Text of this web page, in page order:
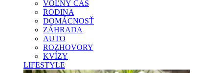
VOĽNÝ ČAS
RODINA
DOMÁCNOSŤ
ZÁHRADA
AUTO
ROZHOVORY
KVÍZY
LIFESTYLE